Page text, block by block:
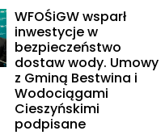
WFOŚiGW wsparł
inwestycje w
bezpieczeństwo
dostaw wody. Umowy
z Gminą Bestwina i
Wodociągami
Cieszyńskimi
podpisane